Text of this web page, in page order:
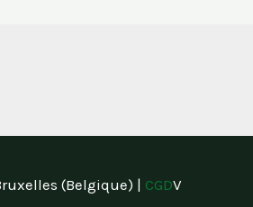
(Belgique) | CGDV